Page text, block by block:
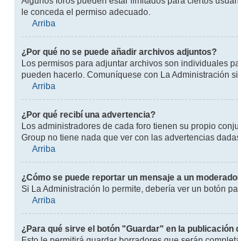
le conceda el permiso adecuado.
Arriba
¿Por qué no se puede añadir archivos adjuntos?
Los permisos para adjuntar archivos son individuales
pueden hacerlo. Comuníquese con La Administración
Arriba
¿Por qué recibí una advertencia?
Los administradores de cada foro tienen su propio
Group no tiene nada que ver con las advertencias
Arriba
¿Cómo se puede reportar un mensaje a un
Si La Administración lo permite, debería ver un botón
Arriba
¿Para qué sirve el botón "Guardar" en la publicación